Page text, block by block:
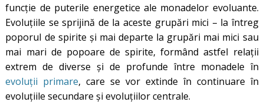
funcție de puterile energetice ale monadelor evoluante.
Evoluțiile se sprijină de la aceste grupări mici – la întreg
poporul de spirite și mai departe la grupări mai mici sau
mai mari de popoare de spirite, formând astfel relații
extrem de diverse și de profunde între monadele în
evoluții primare, care se vor extinde în continuare în
evoluțiile secundare și evoluțiilor centrale.